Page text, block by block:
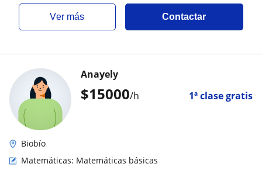
ver más Contactar
$15000/h 1ª clase gratis
Anayely
Biobío
Matemáticas: Matemáticas básicas